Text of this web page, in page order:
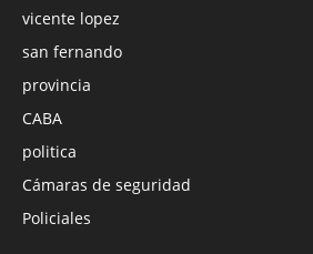
vicente lopez
san fernando
provincia
CABA
politica
Cámaras de seguridad
Policiales